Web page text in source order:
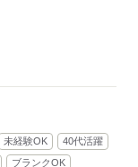
未経験OK
40代活躍
ブランクOK